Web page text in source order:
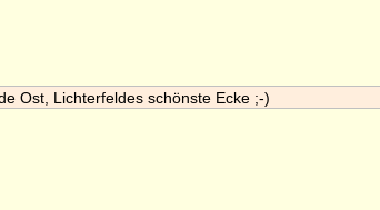
Ost, Lichterfeldes schönste Ecke ;-)